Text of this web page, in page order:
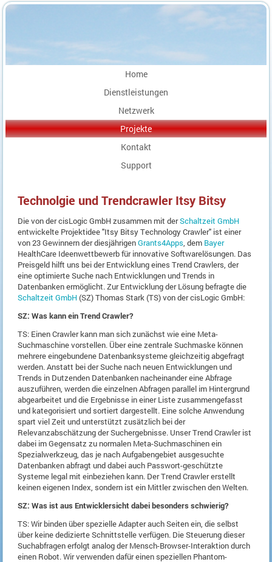
Home
Dienstleistungen
Netzwerk
Projekte
Kontakt
Support
Technolgie und Trendcrawler Itsy Bitsy
Die von der cisLogic GmbH zusammen mit derSchaltzeit GmbH
entwickelte Projektidee "Itsy Bitsy Technology Crawler" ist einer
von 23 Gewinnern der diesjährigenGrants4Apps, dem Bayer
HealthCare Ideenwettbewerb für innovative Softwarelösungen. Das
Preisgeld hilft uns bei der Entwicklung eines Trend Crawlers, der
eine optimierte Suche nach Entwicklungen und Trends in
Datenbanken ermöglicht. Zur Entwicklung der Lösung befragte die
Schaltzeit GmbH(SZ) Thomas Stark (TS) von der cisLogic GmbH:
SZ: Was kann ein Trend Crawler?
TS: Einen Crawler kann man sich zunächst wie eine Meta-
Suchmaschine vorstellen. Über eine zentrale Suchmaske können
mehrere eingebundene Datenbanksysteme gleichzeitig abgefragt
werden. Anstatt bei der Suche nach neuen Entwicklungen und
Trends in Dutzenden Datenbanken nacheinander eine Abfrage
auszuführen, werden die einzelnen Abfragen parallel im Hintergrund
abgearbeitet und die Ergebnisse in einer Liste zusammengefasst
und kategorisiert und sortiert dargestellt. Eine solche Anwendung
spart viel Zeit und unterstützt zusätzlich bei der
Relevanzabschätzung der Suchergebnisse. Unser Trend Crawler ist
dabei im Gegensatz zu normalen Meta-Suchmaschinen ein
Spezialwerkzeug, das je nach Aufgabengebiet ausgesuchte
Datenbanken abfragt und dabei auch Passwort-geschützte
Systeme legal mit einbeziehen kann. Der Trend Crawler erstellt
keinen eigenen Index, sondern ist ein Mittler zwischen den Welten.
SZ: Was ist aus Entwicklersicht dabei besonders schwierig?
TS: Wir binden über spezielle Adapter auch Seiten ein, die selbst
über keine dedizierte Schnittstelle verfügen. Die Steuerung dieser
Suchabfragen erfolgt analog der Mensch-Browser-Interaktion durch
einen Robot. Wir verwenden dafür einen speziellen Phantom-